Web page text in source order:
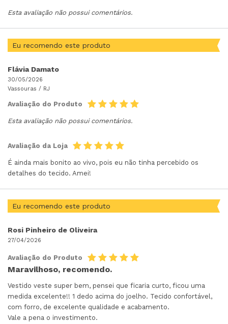
Esta avaliação não possui comentários.
Eu recomendo este produto
Flávia Damato
30/05/2026
Vassouras / RJ
Avaliação do Produto
Esta avaliação não possui comentários.
Avaliação da Loja
É ainda mais bonito ao vivo, pois eu não tinha percebido os
detalhes do tecido. Amei!
Eu recomendo este produto
Rosi Pinheiro de Oliveira
27/04/2026
Avaliação do Produto
Maravilhoso, recomendo.
Vestido veste super bem, pensei que ficaria curto, ficou uma
medida excelente!! 1 dedo acima do joelho. Tecido confortável,
com forro, de excelente qualidade e acabamento.
Vale a pena o investimento.